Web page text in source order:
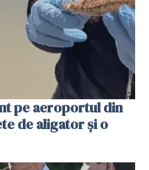
pe aeroportul din
de aligator și o